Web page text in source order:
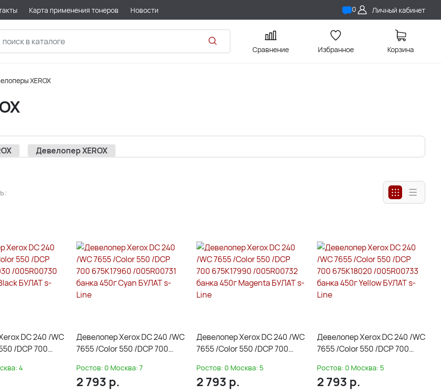
Карта применения тонеров Новости 0 Личный кабинет
Сравнение Избранное Корзина
XEROX
Девелопер XEROX
DC 240 /WC
/DCP 700
БУЛАТ s-
4
Девелопер Xerox DC 240 /WC
7655 /Color 550 /DCP 700
450г Cyan БУЛАТ s-Line
Ростов: 0 Москва: 7
2 793 р.
Девелопер Xerox DC 240 /WC
7655 /Color 550 /DCP 700
банка 450г Magenta БУЛАТ s-
Line
Ростов: 0 Москва: 5
2 793 р.
Девелопер Xerox DC 240 /WC
7655 /Color 550 /DCP 700
банка 450г Yellow БУЛАТ s-
Line
Ростов: 0 Москва: 5
2 793 р.